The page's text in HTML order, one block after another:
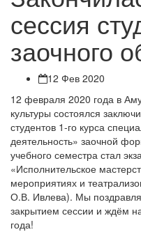
сессия
заочного
12 Фев 2020
12 февраля 2020 года в
культуры состоялся
студентов 1-го курса
деятельность» заочной
учебного семестра стал
«Исполнительское
мероприятиях и
О.В. Ивлева). Мы
закрытием сессии и ждём
года!